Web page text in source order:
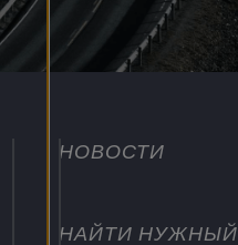
НОВОСТИ
НАЙТИ НУЖНЫЙ